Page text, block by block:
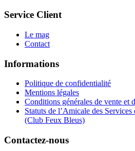
Service Client
Le mag
Contact
Informations
Politique de confidentialité
Mentions légales
Conditions générales de vente et
Statuts de l’Amicale des Services
(Club Feux Bleus)
Contactez-nous